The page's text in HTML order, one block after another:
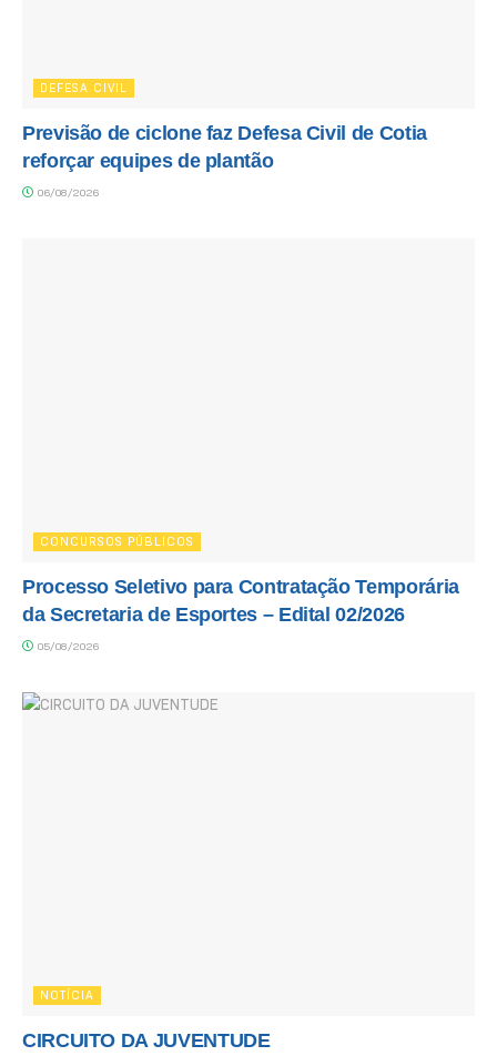
DEFESA CIVIL
Previsão de ciclone faz Defesa Civil de Cotia
reforçar equipes de plantão
06/08/2026
CONCURSOS PÚBLICOS
Processo Seletivo para Contratação Temporária
da Secretaria de Esportes – Edital 02/2026
05/08/2026
NOTÍCIA
CIRCUITO DA JUVENTUDE